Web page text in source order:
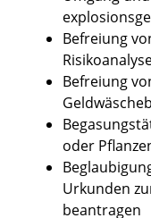
Befreiung
Befreiung
oder
Urkunden
beantragen